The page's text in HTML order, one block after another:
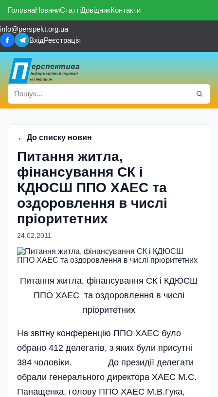
ГоловнаНовиниСтаттіДовідникКонтакти
info@perspekt.org.ua
ВхідРеєстрація
← До списку новин
Питання житла,
фiнансування СК i
КДЮСШ ППО ХАЕС та
оздоровлення в числi
прiоритетних
24.02.2011
Питання житла, фiнансування СК i КДЮСШ
ППО ХАЕС та оздоровлення в числi
прiоритетних
На звітну конференцію ППО ХАЕС було
обрано 412 делегатів, з яких були присутні
384 чоловіки. До президії делегати
обрали генерального директора ХАЕС М.С.
Панащенка, голову ППО ХАЕС М.В.Гука,